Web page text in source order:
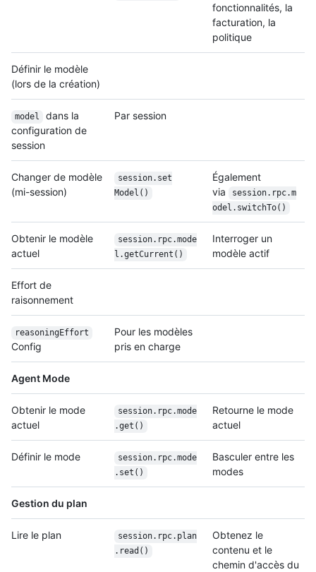
fonctionnalités, la
facturation, la
politique
Définir le modèle
(lors de la création)
model
dans la
configuration de
session
Par session
Changer de modèle
(mi-session)
session.set
Model()
Également
via
session.rpc.m
odel.switchTo()
Obtenir le modèle
actuel
session.rpc.mode
l.getCurrent()
Interroger un
modèle actif
Effort de
raisonnement
reasoningEffort
Config
Pour les modèles
pris en charge
Agent Mode
Obtenir le mode
actuel
session.rpc.mode
.get()
Retourne le mode
actuel
Définir le mode
session.rpc.mode
.set()
Basculer entre les
modes
Gestion du plan
Lire le plan
session.rpc.plan
.read()
Obtenez le
contenu et le
chemin d'accès du